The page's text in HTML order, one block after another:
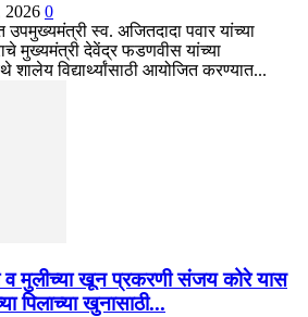
2026 0
उपमुख्यमंत्री स्व. अजितदादा पवार यांच्या
मुख्यमंत्री देवेंद्र फडणवीस यांच्या
शालेय विद्यार्थ्यांसाठी आयोजित करण्यात...
व मुलीच्या खून प्रकरणी संजय कोरे यास
पिलाच्या खुनासाठी...